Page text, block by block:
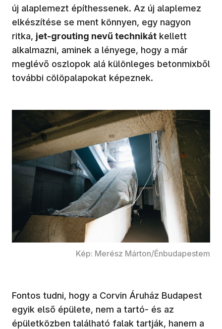
új alaplemezt építhessenek. Az új alaplemez
elkészítése se ment könnyen, egy nagyon
ritka, jet-grouting nevű technikát kellett
alkalmazni, aminek a lényege, hogy a már
meglévő oszlopok alá különleges betonmixből
további cölöpalapokat képeznek.
Kép: Merész Márton/Énbudapestem
Fontos tudni, hogy a Corvin Áruház Budapest
egyik első épülete, nem a tartó- és az
épületközben található falak tartják, hanem a